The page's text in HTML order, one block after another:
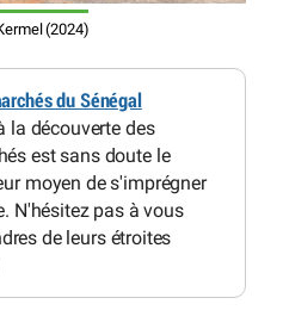
(2024)
du Sénégal
la découverte des
est sans doute le
moyen de s'imprégner
N'hésitez pas à vous
de leurs étroites